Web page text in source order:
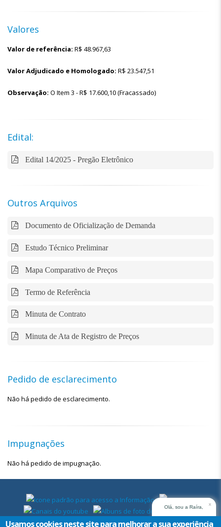
Valores
Valor de referência: R$ 48.967,63
Valor Adjudicado e Homologado: R$ 23.547,51
Observação: O Item 3 - R$ 17.600,10 (Fracassado)
Edital:
Edital 14/2025 - Pregão Eletrônico
Outros Arquivos
Documento de Oficialização de Demanda
Estudo Técnico Preliminar
Mapa Comparativo de Preços
Termo de Referência
Minuta de Contrato
Minuta de Ata de Registro de Preços
Pedido de esclarecimento
Não há pedido de esclarecimento.
Impugnações
Não há pedido de impugnação.
Olá, sou a Raíra,
assistente virtual do
x
Usamos cookies neste site para melhorar a sua experiência